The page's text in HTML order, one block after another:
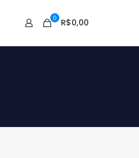
0 R$0,00